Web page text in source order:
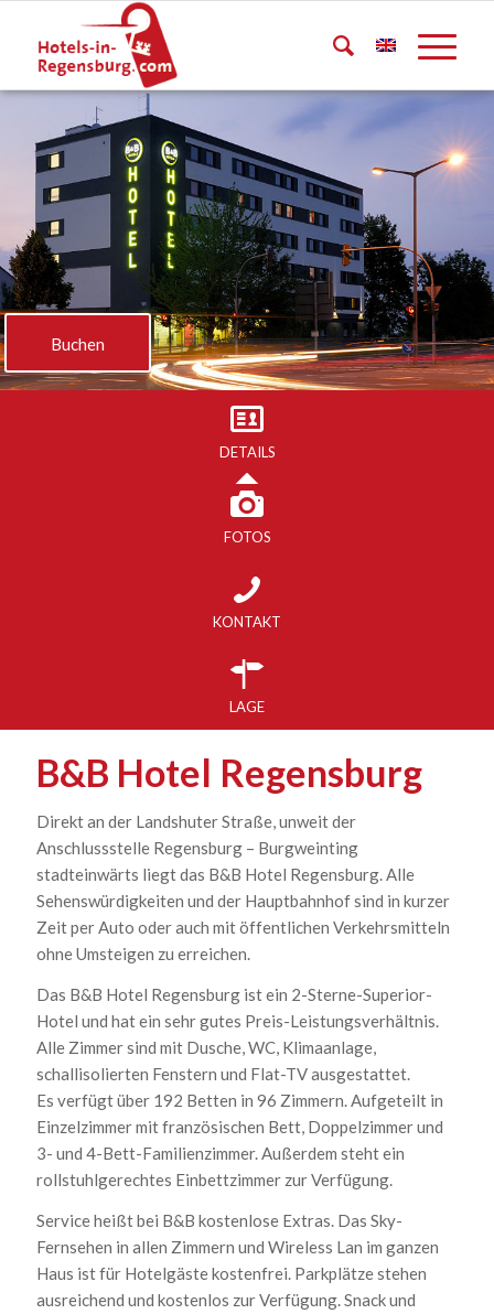
Buchen
DETAILS
FOTOS
KONTAKT
LAGE
B&B Hotel Regensburg
Direkt an der Landshuter Straße, unweit der
Anschlussstelle Regensburg – Burgweinting
stadteinwärts liegt das B&B Hotel Regensburg. Alle
Sehenswürdigkeiten und der Hauptbahnhof sind in kurzer
Zeit per Auto oder auch mit öffentlichen Verkehrsmitteln
ohne Umsteigen zu erreichen.
Das B&B Hotel Regensburg ist ein 2-Sterne-Superior-
Hotel und hat ein sehr gutes Preis-Leistungsverhältnis.
Alle Zimmer sind mit Dusche, WC, Klimaanlage,
schallisolierten Fenstern und Flat-TV ausgestattet.
Es verfügt über 192 Betten in 96 Zimmern. Aufgeteilt in
Einzelzimmer mit französischen Bett, Doppelzimmer und
3- und 4-Bett-Familienzimmer. Außerdem steht ein
rollstuhlgerechtes Einbettzimmer zur Verfügung.
Service heißt bei B&B kostenlose Extras. Das Sky-
Fernsehen in allen Zimmern und Wireless Lan im ganzen
Haus ist für Hotelgäste kostenfrei. Parkplätze stehen
ausreichend und kostenlos zur Verfügung. Snack und